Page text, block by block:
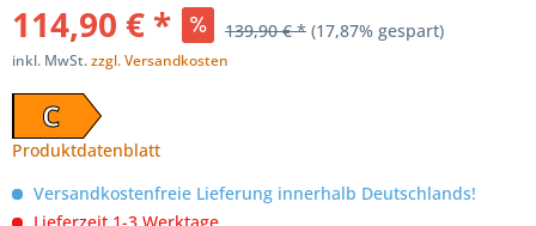
114,90 € * 139,90 € * (17,87% gespart)
inkl. MwSt.zzgl. Versandkosten
C
Produktdatenblatt
Versandkostenfreie Lieferung innerhalb Deutschlands!